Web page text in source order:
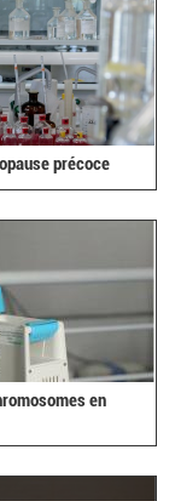
précoce
en